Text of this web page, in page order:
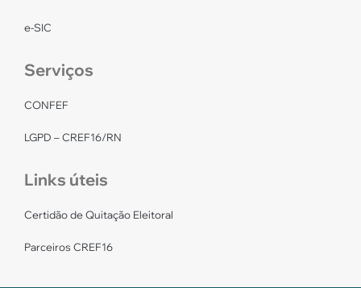
e-SIC
Serviços
CONFEF
LGPD – CREF16/RN
Links úteis
Certidão de Quitação Eleitoral
Parceiros CREF16